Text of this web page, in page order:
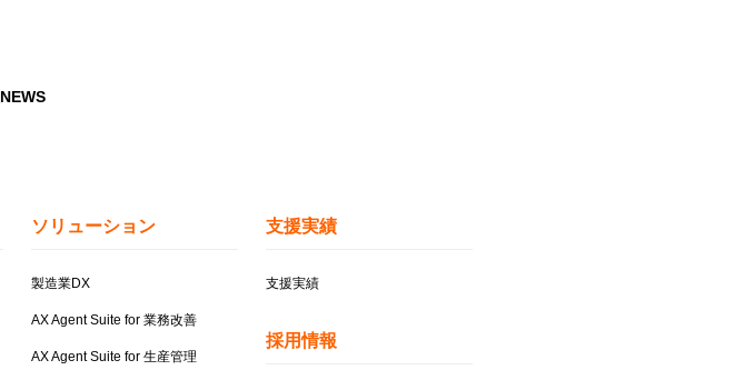
NEWS
ソリューション
製造業DX
AX Agent Suite for 業務改善
AX Agent Suite for 生産管理
支援実績
支援実績
採用情報